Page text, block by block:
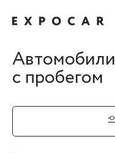
Автомобили
с пробегом